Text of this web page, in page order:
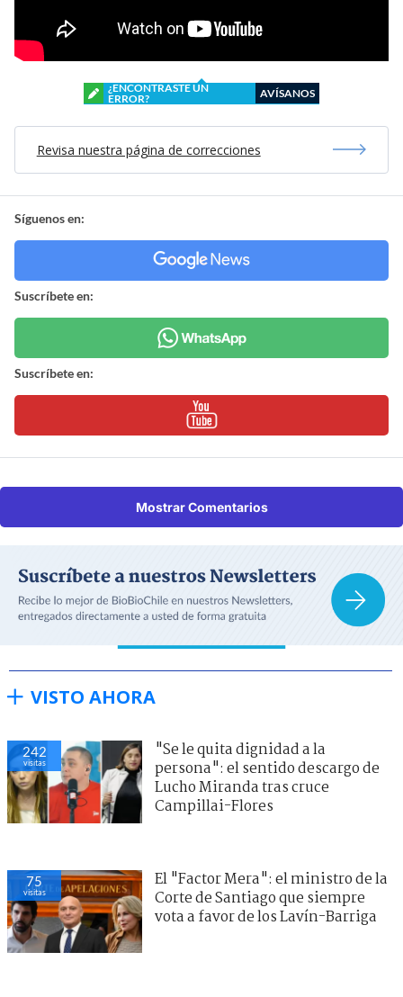
¿ENCONTRASTE UN
ERROR?
AVÍSANOS
Revisa nuestra página de correcciones
Síguenos en:
Suscríbete en:
Suscríbete en:
Mostrar Comentarios
VISTO AHORA
242
visitas
"Se le quita dignidad a la
persona": el sentido descargo de
Lucho Miranda tras cruce
Campillai-Flores
75
visitas
El "Factor Mera": el ministro de la
Corte de Santiago que siempre
vota a favor de los Lavín-Barriga